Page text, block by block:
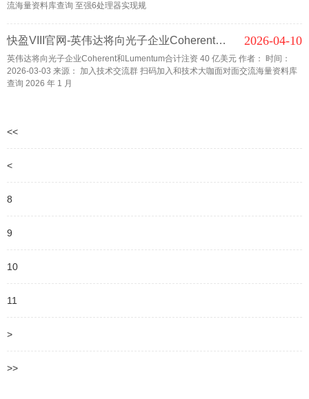
流海量资料库查询 至强6处理器实现规
快盈VIII官网-英伟达将向光子企业Coherent和Lumentum合计注资 40 亿美元 2026-04-10
英伟达将向光子企业Coherent和Lumentum合计注资 40 亿美元 作者： 时间：
2026-03-03 来源： 加入技术交流群 扫码加入和技术大咖面对面交流海量资料库
查询 2026 年 1 月
<<
<
8
9
10
11
>
>>